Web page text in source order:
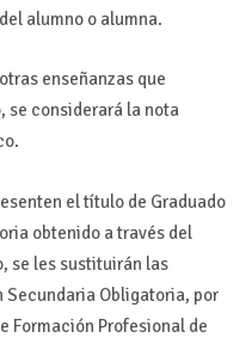
alumno o alumna.
enseñanzas que
se considerará la nota
el título de Graduado
obtenido a través del
se les sustituirán las
Secundaria Obligatoria, por
Formación Profesional de